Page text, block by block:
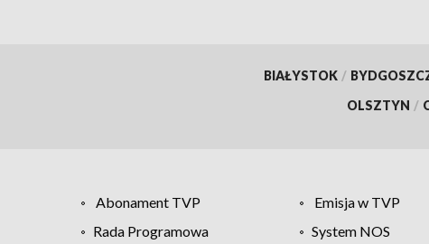
BIAŁYSTOK /
OLSZTYN /
Abonament TVP Emisja w TVP
Rada Programowa
System NOS